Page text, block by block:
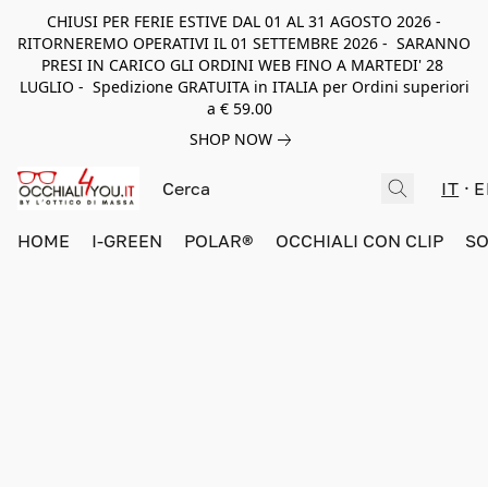
CHIUSI PER FERIE ESTIVE DAL 01 AL 31 AGOSTO 2026 -
RITORNEREMO OPERATIVI IL 01 SETTEMBRE 2026 - SARANNO
PRESI IN CARICO GLI ORDINI WEB FINO A MARTEDI' 28
LUGLIO - Spedizione GRATUITA in ITALIA per Ordini superiori
a € 59.00
SHOP NOW
IT
HOME I-GREEN POLAR® OCCHIALI CON CLIP